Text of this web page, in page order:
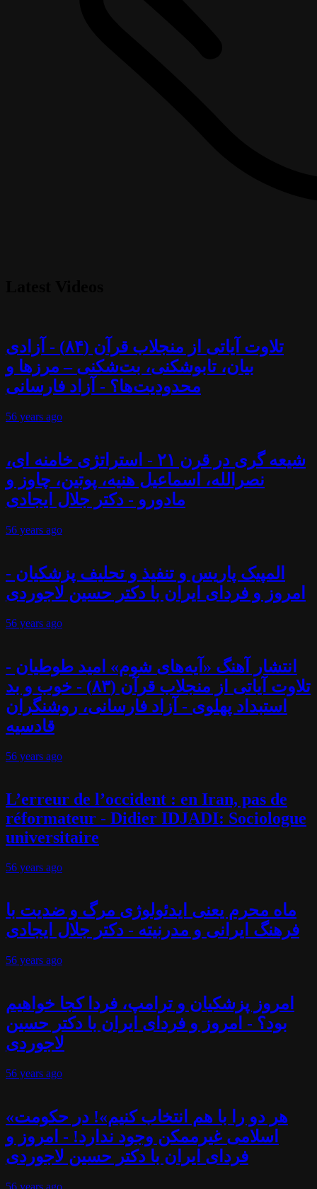
تلاوت آیاتی از منجلاب قرآن (۸۴) - آزادی
بیان، تابوشکنی، بت‌شکنی – مرزها و
محدودیت‌ها؟ - آزاد فارسانی
56 years ago
شیعه گری در قرن ۲۱ - استراتژی خامنه ای،
نصرالله، اسماعیل هنیه، پوتین، چاوز و
مادورو - دکتر جلال ایجادی
56 years ago
المپیک پاریس و تنفیذ و تحلیف پزشکیان -
امروز و فردای ایران با دکتر حسین لاجوردی
56 years ago
انتشار آهنگ «آیه‌های شوم» امید طوطیان -
تلاوت آیاتی از منجلاب قرآن (۸۳) - خوب و بد
استبداد پهلوی - آزاد فارسانی، روشنگران
قادسیه
56 years ago
L’erreur de l’occident : en Iran, pas de
réformateur - Didier IDJADI: Sociologue
universitaire
56 years ago
ماه محرم یعنی ایدئولوژی مرگ و ضدیت با
فرهنگ ایرانی و مدرنیته - دکتر جلال ایجادی
56 years ago
امروز پزشکیان و ترامپ، فردا کجا خواهیم
بود؟ - امروز و فردای ایران با دکتر حسین
لاجوردی
56 years ago
«هر دو را با هم انتخاب کنیم»! در حکومت
اسلامی غیرممکن وجود ندارد! - امروز و
فردای ایران با دکتر حسین لاجوردی
56 years ago